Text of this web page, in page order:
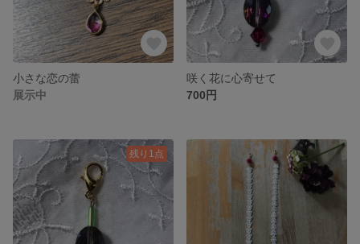
小さな恋の蕾
展示中
咲く花に心寄せて
700円
残り1点